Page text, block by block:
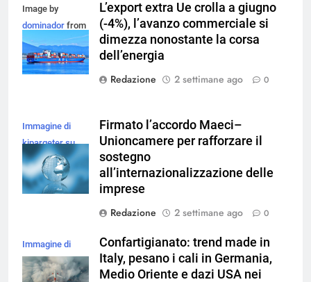
Image by
dominador from
Pixabay
L’export extra Ue crolla a giugno
(-4%), l’avanzo commerciale si
dimezza nonostante la corsa
dell’energia
Redazione
2 settimane ago 0
Immagine di
kjpargeter su
Magnific
Firmato l’accordo Maeci–
Unioncamere per rafforzare il
sostegno
all’internazionalizzazione delle
imprese
Redazione
2 settimane ago 0
Immagine di
magnific
Confartigianato: trend made in
Italy, pesano i cali in Germania,
Medio Oriente e dazi USA nei